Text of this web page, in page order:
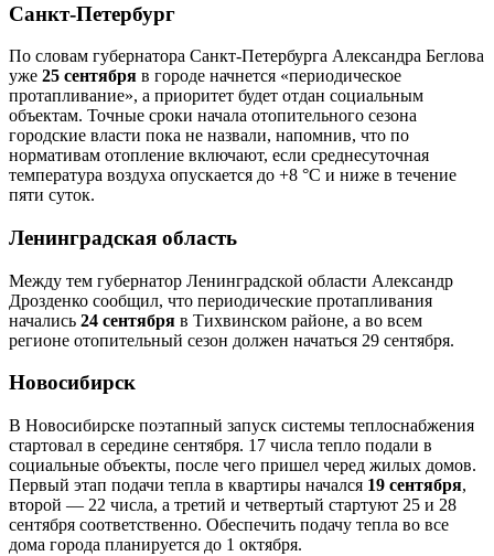
Санкт-Петербург
По словам губернатора Санкт-Петербурга Александра Беглова
уже 25 сентября в городе начнется «периодическое
протапливание», а приоритет будет отдан социальным
объектам. Точные сроки начала отопительного сезона
городские власти пока не назвали, напомнив, что по
нормативам отопление включают, если среднесуточная
температура воздуха опускается до +8 °C и ниже в течение
пяти суток.
Ленинградская область
Между тем губернатор Ленинградской области Александр
Дрозденко сообщил, что периодические протапливания
начались 24 сентября в Тихвинском районе, а во всем
регионе отопительный сезон должен начаться 29 сентября.
Новосибирск
В Новосибирске поэтапный запуск системы теплоснабжения
стартовал в середине сентября. 17 числа тепло подали в
социальные объекты, после чего пришел черед жилых домов.
Первый этап подачи тепла в квартиры начался 19 сентября,
второй — 22 числа, а третий и четвертый стартуют 25 и 28
сентября соответственно. Обеспечить подачу тепла во все
дома города планируется до 1 октября.